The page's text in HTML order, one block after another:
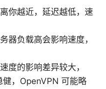
你越近，延迟越低，速
器负载高会影响速度，
度的影响差异较大，
，OpenVPN 可能略